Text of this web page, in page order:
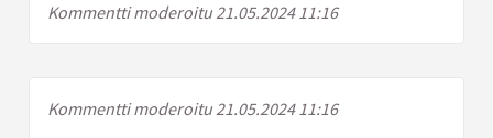
Kommentti moderoitu 21.05.2024 11:16
Kommentti moderoitu 21.05.2024 11:16